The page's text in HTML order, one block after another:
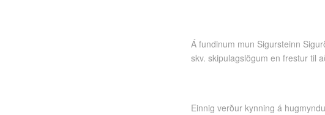
Á fundinum mun Sigursteinn
skv. skipulagslögum en frestur til
Einnig verður kynning á